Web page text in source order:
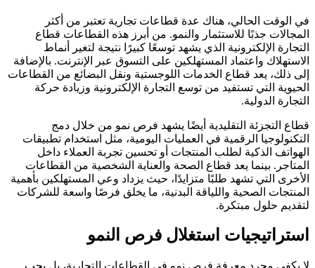
في الوقت الحالي، هناك عدة قطاعات تجارية تعتبر من أكثر
المجالات جذبًا للاستثمار والنمو. من أبرز هذه القطاعات قطاع
التجارة الإلكترونية الذي يشهد توسعًا كبيرًا نتيجة لتغير أنماط
الاستهلاك واعتماد المستهلكين على التسوق عبر الإنترنت. بالإضافة
إلى ذلك، يعد قطاع الخدمات اللوجستية ونقل البضائع من القطاعات
الحيوية التي تستفيد من توسع التجارة الإلكترونية وزيادة حركة
التجارة الدولية.
قطاع التجزئة التقليدية أيضًا يشهد فرص نمو من خلال دمج
التكنولوجيا الرقمية في العمليات اليومية، مثل استخدام تطبيقات
الهواتف الذكية لطلب المنتجات أو تحسين تجربة العملاء داخل
المتاجر. بينما يعد قطاع الصحة والعناية الشخصية من القطاعات
الأخرى التي تشهد طلبًا متزايدًا، حيث يزداد وعي المستهلكين بأهمية
المنتجات الصحية واللياقة البدنية، ما يخلق فرصًا واسعة للشركات
لتقديم حلول مبتكرة.
استراتيجيات استغلال فرص النمو